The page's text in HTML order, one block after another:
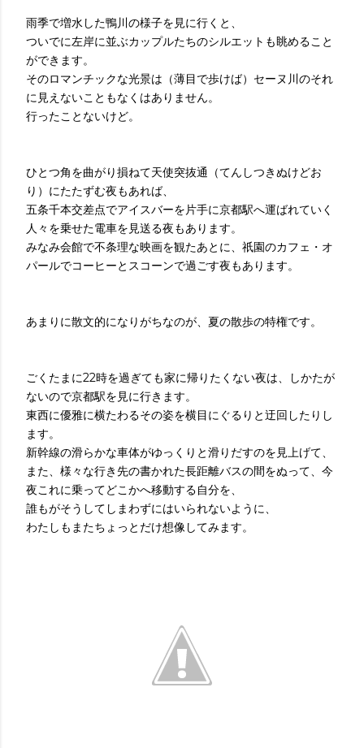
雨季で増水した鴨川の様子を見に行くと、
ついでに左岸に並ぶカップルたちのシルエットも眺めること
ができます。
そのロマンチックな光景は（薄目で歩けば）セーヌ川のそれ
に見えないこともなくはありません。
行ったことないけど。
ひとつ角を曲がり損ねて天使突抜通（てんしつきぬけどお
り）にたたずむ夜もあれば、
五条千本交差点でアイスバーを片手に京都駅へ運ばれていく
人々を乗せた電車を見送る夜もあります。
みなみ会館で不条理な映画を観たあとに、祇園のカフェ・オ
パールでコーヒーとスコーンで過ごす夜もあります。
あまりに散文的になりがちなのが、夏の散歩の特権です。
ごくたまに22時を過ぎても家に帰りたくない夜は、しかたが
ないので京都駅を見に行きます。
東西に優雅に横たわるその姿を横目にぐるりと迂回したりし
ます。
新幹線の滑らかな車体がゆっくりと滑りだすのを見上げて、
また、様々な行き先の書かれた長距離バスの間をぬって、今
夜これに乗ってどこかへ移動する自分を、
誰もがそうしてしまわずにはいられないように、
わたしもまたちょっとだけ想像してみます。